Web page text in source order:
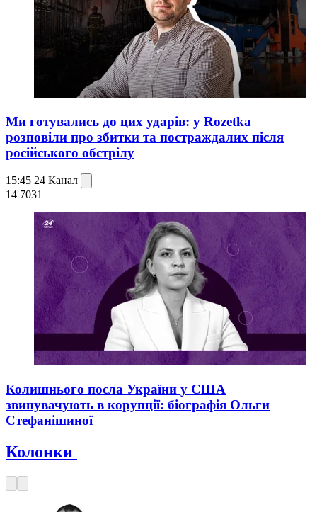
Ми готувались до цих ударів: у Rozetka
розповіли про збитки та постраждалих після
російського обстрілу
15:45 24 Канал
14 7031
Колишнього посла України у США
звинувачують в корупції: біографія Ольги
Стефанішиної
Колонки